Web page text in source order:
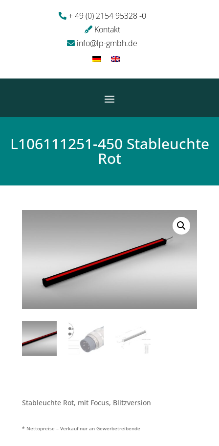
+ 49 (0) 2154 95328 -0
Kontakt
info@lp-gmbh.de
L106111251-450 Stableuchte
Rot
Stableuchte Rot, mit Focus, Blitzversion
* Nettopreise – Verkauf nur an Gewerbetreibende